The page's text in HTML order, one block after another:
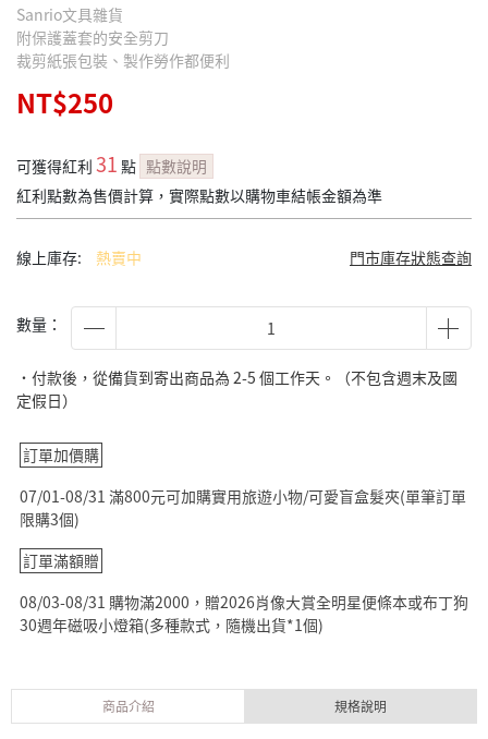
Sanrio文具雜貨
附保護蓋套的安全剪刀
裁剪紙張包裝、製作勞作都便利
NT$250
可獲得紅利 31 點 點數說明
紅利點數為售價計算，實際點數以購物車結帳金額為準
線上庫存: 熱賣中 門市庫存狀態查詢
數量：
˙付款後，從備貨到寄出商品為 2-5 個工作天。（不包含週末及國
定假日）
訂單加價購
07/01-08/31 滿800元可加購實用旅遊小物/可愛盲盒髮夾(單筆訂單
限購3個)
訂單滿額贈
08/03-08/31 購物滿2000，贈2026肖像大賞全明星便條本或布丁狗
30週年磁吸小燈箱(多種款式，隨機出貨*1個)
商品介紹 規格說明